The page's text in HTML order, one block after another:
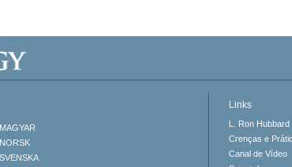
MAGYAR
NORSK
SVENSKA
Links
L. Ron Hubbard
Crenças e
Canal de Vídeo